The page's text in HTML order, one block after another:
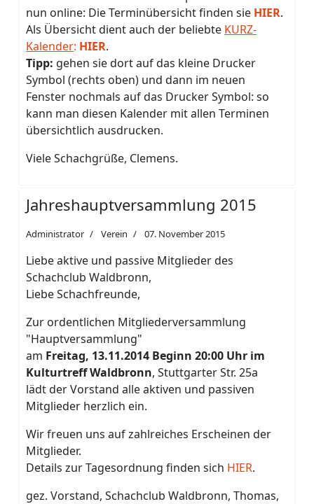
nun online: Die Terminübersicht finden sie HIER.
Als Übersicht dient auch der beliebte KURZ-
Kalender: HIER.
Tipp: gehen sie dort auf das kleine Drucker
Symbol (rechts oben) und dann im neuen
Fenster nochmals auf das Drucker Symbol: so
kann man diesen Kalender mit allen Terminen
übersichtlich ausdrucken.
Viele Schachgrüße, Clemens.
Jahreshauptversammlung 2015
Administrator Verein 07. November 2015
Liebe aktive und passive Mitglieder des
Schachclub Waldbronn,
Liebe Schachfreunde,
Zur ordentlichen Mitgliederversammlung
"Hauptversammlung"
am Freitag, 13.11.2014 Beginn 20:00 Uhr im
Kulturtreff Waldbronn, Stuttgarter Str. 25a
lädt der Vorstand alle aktiven und passiven
Mitglieder herzlich ein.
Wir freuen uns auf zahlreiches Erscheinen der
Mitglieder.
Details zur Tagesordnung finden sich HIER.
gez. Vorstand, Schachclub Waldbronn, Thomas,